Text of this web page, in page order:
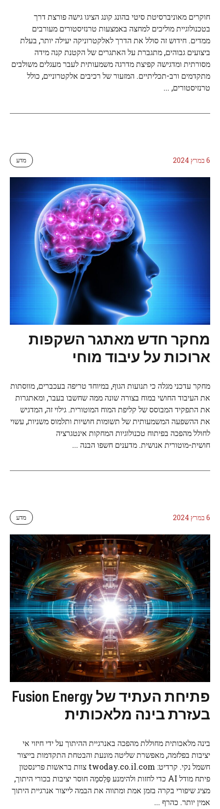
חוקרים מאוניברסיטת סיטי בהונג קונג הציגו גישה פורצת דרך
בטכנולוגיית מוליכים למחצה באמצעות טרנזיסטורים מעורבים
ממדים. חידוש זה סולל את הדרך לאלקטרוניקה יעילה יותר, בעלת
ביצועים גבוהים, מתגברת על האתגרים של הקטנת קנה מידה
מסורתית ומדגישה קפיצת מדרגה משמעותית לעבר מעגלים משולבים
מתקדמים ורב-תכליתיים. המזעור של רכיבים אלקטרוניים, כולל
טרנזיסטורים, ...
6 במרץ 2024 מדע
מחקר חדש מאתגר השקפות
ארוכות על עיבוד מוחי
מחקר עדכני מגלה כי תנועות הגוף, במיוחד טריפה בעכברים, מווסתות
את העיבוד החושי במוח בצורה שונה ממה שחשבו בעבר, ומאתגרות
את התפקיד המבוסס של קליפת המוח המוטורית. גילוי זה, המדגיש
את ההשפעה המשמעותית של תשומות חושיות ותלמוס משניות, עשוי
לחולל מהפכה בפיתוח טכנולוגיות המחקות אינטגרציה
חושית-מוטורית אנושית. מדענים חשפו הבנה ...
6 במרץ 2024 מדע
פתיחת העתיד של Fusion Energy
בעזרת בינה מלאכותית
בינה מלאכותית מחוללת מהפכה באנרגיית ההיתוך על ידי חיזוי אי
יציבות בפלזמה, מאפשרת שליטה מונעת והבטחת התקדמות בייצור
חשמל נקי. קרדיט: twoday.co.il.com צוות בראשות פרינסטון
פיתח מודל AI כדי לחזות ולהימנע פְּלַסמָה חוסר יציבות בכורי היתוך,
מציג שיפורי בקרה בזמן אמת ומתווה את הבמה לייצור אנרגיית היתוך
אמין יותר. כהרף ...